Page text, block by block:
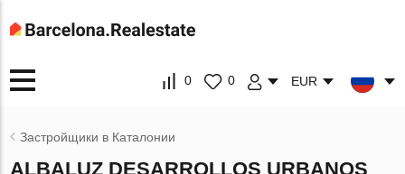
0 0 EUR
Застройщики в Каталонии
ALBALUZ DESARROLLOS URBANOS